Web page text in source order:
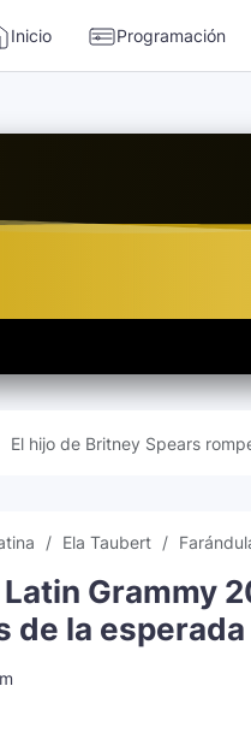
Inicio Programación
El hijo de Britney Spears
Ela Taubert
Latin Grammy
de la